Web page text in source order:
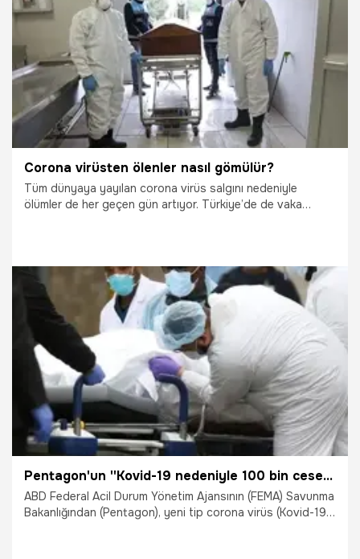
8.04.2020 Corona Virüsü
Corona virüsten ölenler nasıl gömülür?
Tüm dünyaya yayılan corona virüs salgını nedeniyle
ölümler de her geçen gün artıyor. Türkiye’de de vaka
göstermesiyle birlikte corona virüs nedeniyle ölümlerin
gerçekleşmesi corona virüsten ölenlerin nasıl gömüleceği
sorusunu gündeme getirdi. Peki, Corona virüsten ölenler
nasıl gömülür? İşte merak edilen sorunun cevabı…
4.04.2020 Gündem
Pentagon'un ''Kovid-19 nedeniyle 100 bin ceset torbası temin edeceği'' iddiası
ABD Federal Acil Durum Yönetim Ajansının (FEMA) Savunma
Bakanlığından (Pentagon), yeni tip corona virüs (Kovid-19)